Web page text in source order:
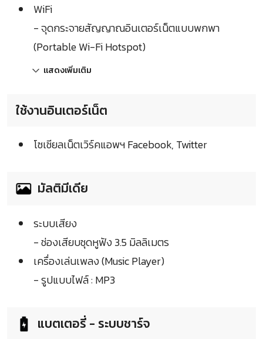
WiFi
- จุดกระจายสัญญาณอินเตอร์เน็ตแบบพกพา
(Portable Wi-Fi Hotspot)
แสดงเพิ่มเติม
ใช้งานอินเตอร์เน็ต
โซเชียลเน็ตเวิร์คแอพฯ Facebook, Twitter
มัลติมีเดีย
ระบบเสียง
- ช่องเสียบชุดหูฟัง 3.5 มิลลิเมตร
เครื่องเล่นเพลง (Music Player)
- รูปแบบไฟล์ : MP3
แบตเตอรี่ - ระบบชาร์จ